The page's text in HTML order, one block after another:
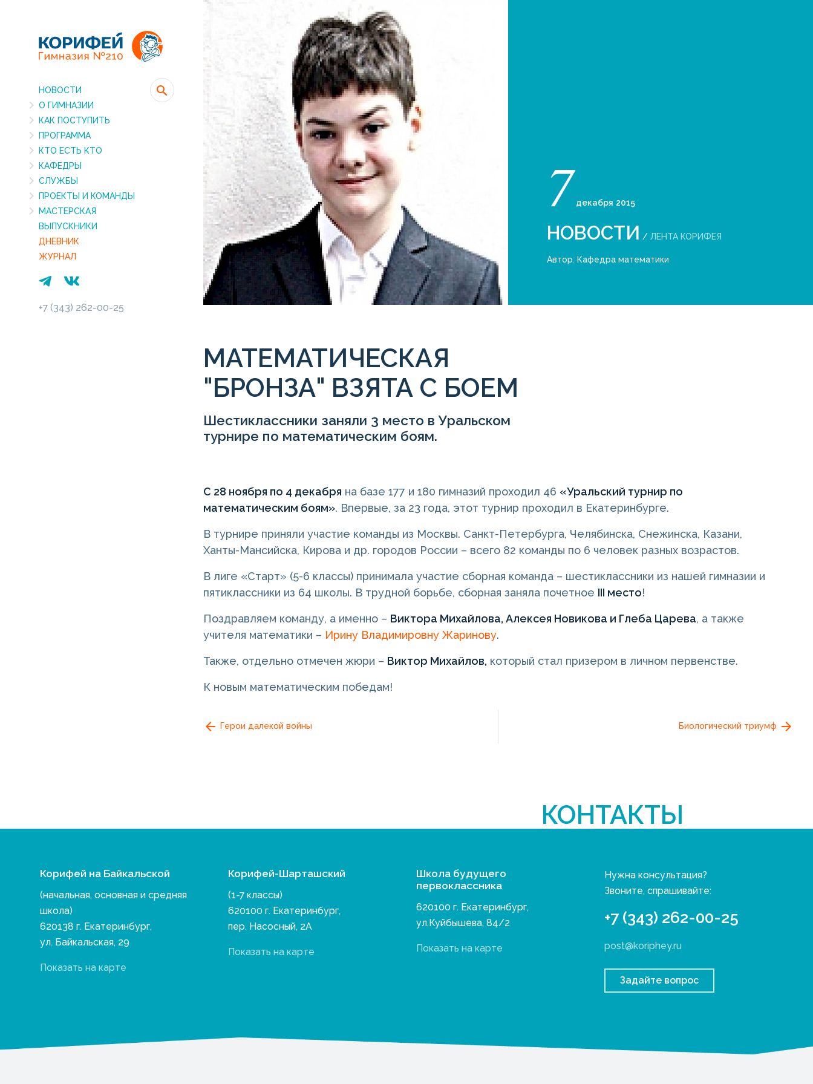
НОВОСТИ
О ГИМНАЗИИ
КАК ПОСТУПИТЬ
ПРОГРАММА
КТО ЕСТЬ КТО
КАФЕДРЫ
СЛУЖБЫ
ПРОЕКТЫ И КОМАНДЫ
МАСТЕРСКАЯ
ВЫПУСКНИКИ
ДНЕВНИК
ЖУРНАЛ
+7 (343) 262-00-25
7 декабря 2015
НОВОСТИ / ЛЕНТА КОРИФЕЯ
Автор: Кафедра математики
МАТЕМАТИЧЕСКАЯ
"БРОНЗА" ВЗЯТА С БОЕМ
Шестиклассники заняли 3 место в Уральском
турнире по математическим боям.
С 28 ноября по 4 декабря на базе 177 и 180 гимназий проходил 46 «Уральский турнир по
математическим боям». Впервые, за 23 года, этот турнир проходил в Екатеринбурге.
В турнире приняли участие команды из Москвы. Санкт-Петербурга, Челябинска, Снежинска, Казани,
Ханты-Мансийска, Кирова и др. городов России – всего 82 команды по 6 человек разных возрастов.
В лиге «Старт» (5-6 классы) принимала участие сборная команда – шестиклассники из нашей гимназии и
пятиклассники из 64 школы. В трудной борьбе, сборная заняла почетное III место!
Поздравляем команду, а именно – Виктора Михайлова, Алексея Новикова и Глеба Царева, а также
учителя математики – Ирину Владимировну Жаринову.
Также, отдельно отмечен жюри – Виктор Михайлов, который стал призером в личном первенстве.
К новым математическим победам!
Герои далекой войны Биологический триумф
КОНТАКТЫ
Корифей на Байкальской
(начальная, основная и средняя
школа)
620138 г. Екатеринбург,
ул. Байкальская, 29
Показать на карте
Корифей-Шарташский
(1-7 классы)
620100 г. Екатеринбург,
пер. Насосный, 2А
Показать на карте
Школа будущего
первоклассника
620100 г. Екатеринбург,
ул.Куйбышева, 84/2
Показать на карте
Нужна консультация?
Звоните, спрашивайте:
+7 (343) 262-00-25
post@koriphey.ru
Задайте вопрос